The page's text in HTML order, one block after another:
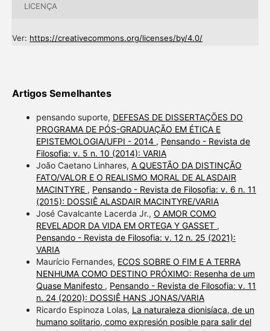
LICENÇA
Ver: https://creativecommons.org/licenses/by/4.0/
Artigos Semelhantes
pensando suporte, DEFESAS DE DISSERTAÇÕES DO
PROGRAMA DE PÓS-GRADUAÇÃO EM ÉTICA E
EPISTEMOLOGIA/UFPI - 2014 , Pensando - Revista de
Filosofia: v. 5 n. 10 (2014): VARIA
João Caetano Linhares, A QUESTÃO DA DISTINÇÃO
FATO/VALOR E O REALISMO MORAL DE ALASDAIR
MACINTYRE , Pensando - Revista de Filosofia: v. 6 n. 11
(2015): DOSSIÊ ALASDAIR MACINTYRE/VARIA
José Cavalcante Lacerda Jr., O AMOR COMO
REVELADOR DA VIDA EM ORTEGA Y GASSET ,
Pensando - Revista de Filosofia: v. 12 n. 25 (2021):
VARIA
Maurício Fernandes, ECOS SOBRE O FIM E A TERRA
NENHUMA COMO DESTINO PRÓXIMO: Resenha de um
Quase Manifesto , Pensando - Revista de Filosofia: v. 11
n. 24 (2020): DOSSIÊ HANS JONAS/VARIA
Ricardo Espinoza Lolas, La naturaleza dionisíaca, de un
humano solitario, como expresión posible para salir del